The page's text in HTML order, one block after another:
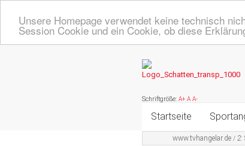
Unsere Homepage verwendet keine technisch
Session Cookie und ein Cookie, ob diese
Schriftgröße: A+ A A-
Startseite
www.tvhangelar.de / 2: